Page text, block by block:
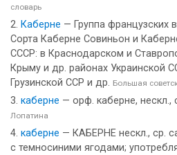
словарь
Каберне — Группа французских
Сорта Каберне Совиньон и
СССР: в Краснодарском и
Крыму и др. районах Украинской
Грузинской ССР и др. Большая
каберне — орф. каберне, нескл.,
Лопатина
каберне — КАБЕРНЕ нескл., ср.
с темносиними ягодами;